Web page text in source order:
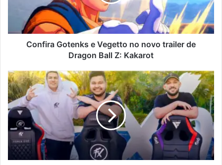
Confira Gotenks e Vegetto no novo trailer de
Dragon Ball Z: Kakarot